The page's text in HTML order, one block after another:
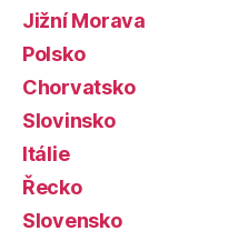
Jižní Morava
Polsko
Chorvatsko
Slovinsko
Itálie
Řecko
Slovensko